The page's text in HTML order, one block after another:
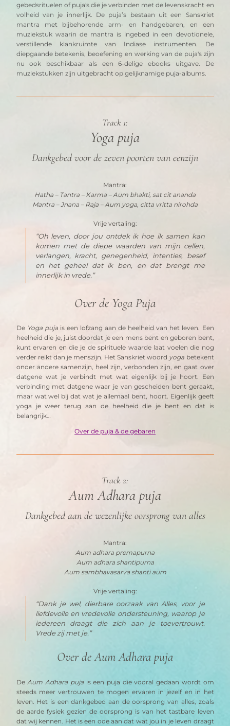
gebedsrituelen of puja's die je verbinden met de levenskracht en
volheid van je innerlijk. De puja’s bestaan uit een Sanskriet
mantra met bijbehorende arm- en handgebaren, en een
muziekstuk waarin de mantra is ingebed in een devotionele,
verstillende klankruimte van Indiase instrumenten. De
diepgaande betekenis, beoefening en werking van de puja's zijn
nu ook beschikbaar als een 6-delige ebooks uitgave. De
muziekstukken zijn uitgebracht op gelijknamige puja-albums.
Track 1:
Yoga puja
Dankgebed voor de zeven poorten van eenzijn
Mantra:
Hatha – Tantra – Karma – Aum bhakti, sat cit ananda
Mantra – Jnana – Raja – Aum yoga, citta vritta nirohda
Vrije vertaling:
“Oh leven, door jou ontdek ik hoe ik samen kan
komen met de diepe waarden van mijn cellen,
verlangen, kracht, genegenheid, intenties, besef
en het geheel dat ik ben, en dat brengt me
innerlijk in vrede.”
Over de Yoga Puja
De Yoga puja is een lofzang aan de heelheid van het leven. Een
heelheid die je, juist doordat je een mens bent en geboren bent,
kunt ervaren en die je de spirituele waarde laat voelen die nog
verder reikt dan je menszijn. Het Sanskriet woord yoga betekent
onder andere samenzijn, heel zijn, verbonden zijn, en gaat over
datgene wat je verbindt met wat eigenlijk bij je hoort. Een
verbinding met datgene waar je van gescheiden bent geraakt,
maar wat wel bij dat wat je allemaal bent, hoort. Eigenlijk geeft
yoga je weer terug aan de heelheid die je bent en dat is
belangrijk…
Over de puja & de gebaren
Track 2:
Aum Adhara puja
Dankgebed aan de wezenlijke oorsprong van alles
Mantra:
Aum adhara premapurna
Aum adhara shantipurna
Aum sambhavasarva shanti aum
Vrije vertaling:
“Dank je wel, dierbare oorzaak van Alles, voor je
liefdevolle en vredevolle ondersteuning, waarop je
iedereen draagt die zich aan je toevertrouwt.
Vrede zij met je.”
Over de Aum Adhara puja
De Aum Adhara puja is een puja die vooral gedaan wordt om
steeds meer vertrouwen te mogen ervaren in jezelf en in het
leven. Het is een dankgebed aan de oorsprong van alles, zoals
de aarde fysiek gezien de oorsprong is van het tastbare leven
dat wij kennen. Het is een ode aan dat wat jou in je leven draagt